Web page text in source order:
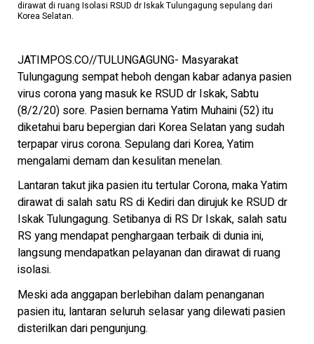
dirawat di ruang Isolasi RSUD dr Iskak Tulungagung sepulang dari
Korea Selatan.
JATIMPOS.CO//TULUNGAGUNG- Masyarakat
Tulungagung sempat heboh dengan kabar adanya pasien
virus corona yang masuk ke RSUD dr Iskak, Sabtu
(8/2/20) sore. Pasien bernama Yatim Muhaini (52) itu
diketahui baru bepergian dari Korea Selatan yang sudah
terpapar virus corona. Sepulang dari Korea, Yatim
mengalami demam dan kesulitan menelan.
Lantaran takut jika pasien itu tertular Corona, maka Yatim
dirawat di salah satu RS di Kediri dan dirujuk ke RSUD dr
Iskak Tulungagung. Setibanya di RS Dr Iskak, salah satu
RS yang mendapat penghargaan terbaik di dunia ini,
langsung mendapatkan pelayanan dan dirawat di ruang
isolasi.
Meski ada anggapan berlebihan dalam penanganan
pasien itu, lantaran seluruh selasar yang dilewati pasien
disterilkan dari pengunjung.